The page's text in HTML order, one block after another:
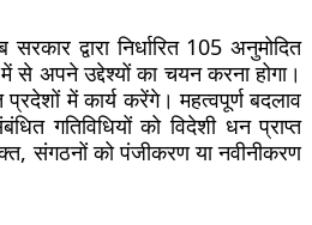
द्वारा निर्धारित 105 अनुमोदित
से अपने उद्देश्यों का चयन करना होगा।
प्रदेशों में कार्य करेंगे। महत्वपूर्ण बदलाव
गतिविधियों को विदेशी धन प्राप्त
संगठनों को पंजीकरण या नवीनीकरण